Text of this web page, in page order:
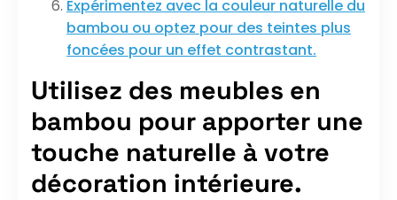
Expérimentez avec la couleur naturelle du
bambou ou optez pour des teintes plus
foncées pour un effet contrastant.
Utilisez des meubles en
bambou pour apporter une
touche naturelle à votre
décoration intérieure.